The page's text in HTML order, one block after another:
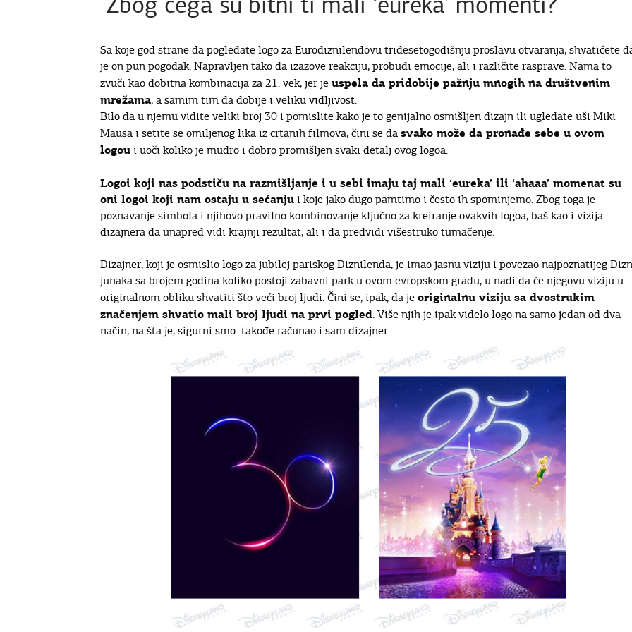
Sa koje god strane da pogledate logo za Eurodiznilendovu tridesetogodišnju proslavu otvaranja, shvatićete
je on pun pogodak. Napravljen tako da izazove reakciju, probudi emocije, ali i različite rasprave. Nama to
zvuči kao dobitna kombinacija za 21. vek, jer je uspela da pridobije pažnju mnogih na društvenim
mrežama, a samim tim da dobije i veliku vidljivost.
Bilo da u njemu vidite veliki broj 30 i pomislite kako je to genijalno osmišljen dizajn ili ugledate uši Miki
Mausa i setite se omiljenog lika iz crtanih filmova, čini se da svako može da pronađe sebe u ovom
logou i uoči koliko je mudro i dobro promišljen svaki detalj ovog logoa.
Logoi koji nas podstiču na razmišljanje i u sebi imaju taj mali ‘eureka’ ili ‘ahaaa’ momenat su
oni logoi koji nam ostaju u sećanju i koje jako dugo pamtimo i često ih spominjemo. Zbog toga je
poznavanje simbola i njihovo pravilno kombinovanje ključno za kreiranje ovakvih logoa, baš kao i vizija
dizajnera da unapred vidi krajnji rezultat, ali i da predvidi višestruko tumačenje.
Dizajner, koji je osmislio logo za jubilej pariskog Diznilenda, je imao jasnu viziju i povezao najpoznatijeg
junaka sa brojem godina koliko postoji zabavni park u ovom evropskom gradu, u nadi da će njegovu viziju u
originalnom obliku shvatiti što veći broj ljudi. Čini se, ipak, da je originalnu viziju sa dvostrukim
značenjem shvatio mali broj ljudi na prvi pogled. Više njih je ipak videlo logo na samo jedan od dva
način, na šta je, sigurni smo takođe računao i sam dizajner.